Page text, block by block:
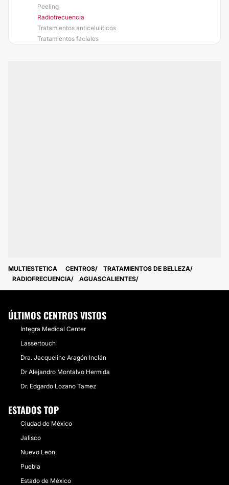
Peeling
Radiofrecuencia
Tratamientos anticelulíticos
Tratamientos faciales
MULTIESTETICA CENTROS
TRATAMIENTOS DE BELLEZA
RADIOFRECUENCIA
AGUASCALIENTES
ÚLTIMOS CENTROS VISTOS
Integra Medical Center
Lassertouch
Dra. Jacqueline Aragón Inclán
Dr Alejandro Montalvo Hermida
Dr. Edgardo Lozano Tamez
ESTADOS TOP
Ciudad de México
Jalisco
Nuevo León
Puebla
Estado de México